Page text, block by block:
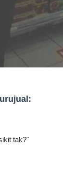
tak?"